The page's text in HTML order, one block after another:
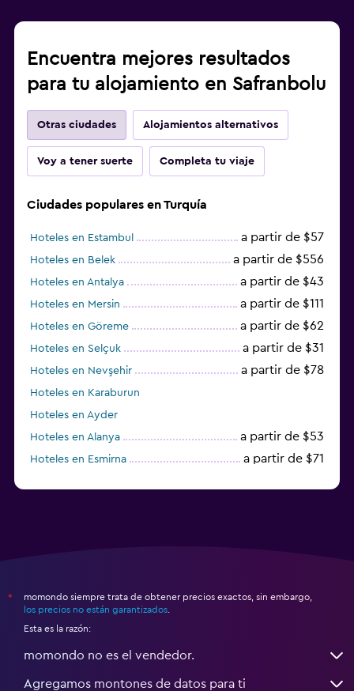
Encuentra mejores resultados
para tu alojamiento en Safranbolu
Otras ciudades Alojamientos alternativos
Voy a tener suerte Completa tu viaje
Ciudades populares en Turquía
Hoteles en Estambul a partir de $57
Hoteles en Belek a partir de $556
Hoteles en Antalya a partir de $43
Hoteles en Mersin a partir de $111
Hoteles en Göreme a partir de $62
Hoteles en Selçuk a partir de $31
Hoteles en Nevşehir a partir de $78
Hoteles en Karaburun
Hoteles en Ayder
Hoteles en Alanya
a partir de $53
Hoteles en Esmirna a partir de $71
*
momondo siempre trata de obtener precios exactos, sin embargo,
los precios no están garantizados
Esta es la razón:
momondo no es el vendedor.
Agregamos montones de datos para ti